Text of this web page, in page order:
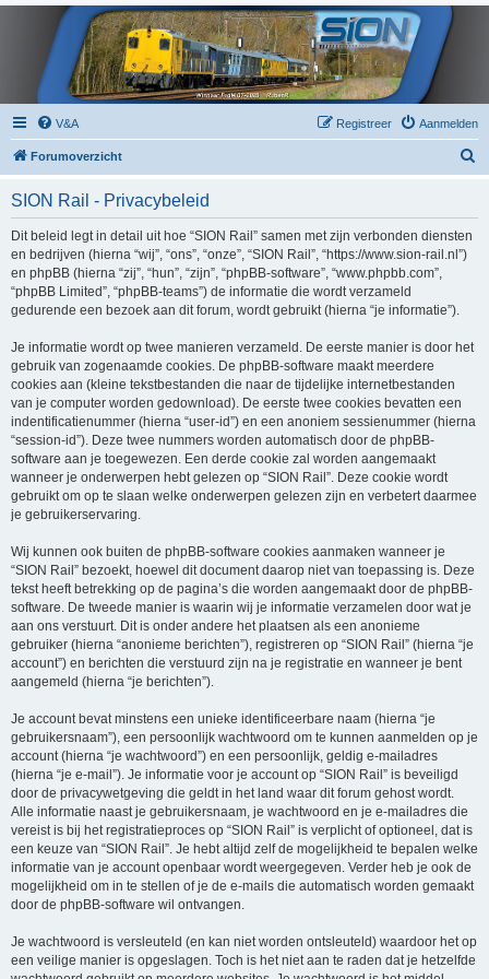
V&A Aanmelden
Registreer
Forumoverzicht
SION Rail - Privacybeleid
Dit beleid legt in detail uit hoe “SION Rail” samen met zijn verbonden diensten
en bedrijven (hierna “wij”, “ons”, “onze”, “SION Rail”, “https://www.sion-rail.nl”)
en phpBB (hierna “zij”, “hun”, “zijn”, “phpBB-software”, “www.phpbb.com”,
“phpBB Limited”, “phpBB-teams”) de informatie die wordt verzameld
gedurende een bezoek aan dit forum, wordt gebruikt (hierna “je informatie”).
Je informatie wordt op twee manieren verzameld. De eerste manier is door het
gebruik van zogenaamde cookies. De phpBB-software maakt meerdere
cookies aan (kleine tekstbestanden die naar de tijdelijke internetbestanden
van je computer worden gedownload). De eerste twee cookies bevatten een
indentificatienummer (hierna “user-id”) en een anoniem sessienummer (hierna
“session-id”). Deze twee nummers worden automatisch door de phpBB-
software aan je toegewezen. Een derde cookie zal worden aangemaakt
wanneer je onderwerpen hebt gelezen op “SION Rail”. Deze cookie wordt
gebruikt om op te slaan welke onderwerpen gelezen zijn en verbetert daarmee
je gebruikerservaring.
Wij kunnen ook buiten de phpBB-software cookies aanmaken wanneer je
“SION Rail” bezoekt, hoewel dit document daarop niet van toepassing is. Deze
tekst heeft betrekking op de pagina’s die worden aangemaakt door de phpBB-
software. De tweede manier is waarin wij je informatie verzamelen door wat je
aan ons verstuurt. Dit is onder andere het plaatsen als een anonieme
gebruiker (hierna “anonieme berichten”), registreren op “SION Rail” (hierna “je
account”) en berichten die verstuurd zijn na je registratie en wanneer je bent
aangemeld (hierna “je berichten”).
Je account bevat minstens een unieke identificeerbare naam (hierna “je
gebruikersnaam”), een persoonlijk wachtwoord om te kunnen aanmelden op je
account (hierna “je wachtwoord”) en een persoonlijk, geldig e-mailadres
(hierna “je e-mail”). Je informatie voor je account op “SION Rail” is beveiligd
door de privacywetgeving die geldt in het land waar dit forum gehost wordt.
Alle informatie naast je gebruikersnaam, je wachtwoord en je e-mailadres die
vereist is bij het registratieproces op “SION Rail” is verplicht of optioneel, dat is
een keuze van “SION Rail”. Je hebt altijd zelf de mogelijkheid te bepalen welke
informatie van je account openbaar wordt weergegeven. Verder heb je ook de
mogelijkheid om in te stellen of je de e-mails die automatisch worden gemaakt
door de phpBB-software wil ontvangen.
Je wachtwoord is versleuteld (en kan niet worden ontsleuteld) waardoor het op
een veilige manier is opgeslagen. Toch is het niet aan te raden dat je hetzelfde